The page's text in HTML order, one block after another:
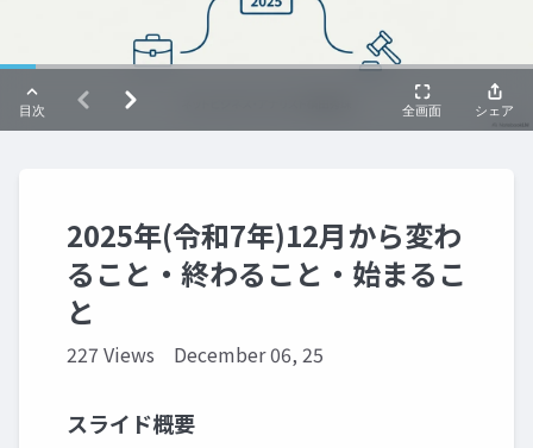
2025年(令和7年)12月から変わ
ること・終わること・始まるこ
と
227 Views December 06, 25
スライド概要